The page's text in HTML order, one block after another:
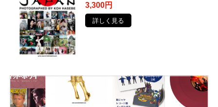
3,300円
詳しく見る